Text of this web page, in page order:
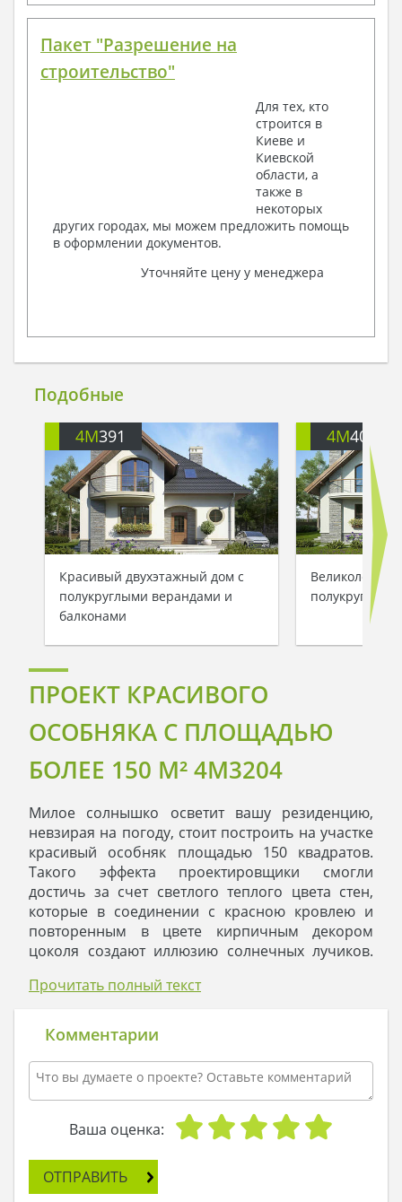
Пакет "Разрешение на
строительство"
Для тех, кто
строится в
Киеве и
Киевской
области, а
также в
некоторых
других городах, мы можем предложить помощь
в оформлении документов.
Уточняйте цену у менеджера
Подобные
4M391
Красивый двухэтажный дом с
полукруглыми верандами и
балконами
4M401
ПРОЕКТ КРАСИВОГО
ОСОБНЯКА С ПЛОЩАДЬЮ
БОЛЕЕ 150 M² 4M3204
Милое солнышко осветит вашу резиденцию,
невзирая на погоду, стоит построить на участке
красивый особняк площадью 150 квадратов.
Такого эффекта проектировщики смогли
достичь за счет светлого теплого цвета стен,
которые в соединении с красною кровлею и
повторенным в цвете кирпичным декором
цоколя создают иллюзию солнечных лучиков.
искренностью. Атмосферу поддерживают
колонны, элементы украшений, выполненные в
едином светлом колере.
На фоне такого добродушного строения любая
растительность смотрится мило и словно кисть
художника раскрашивает жилье красками
пейзажей.
вместительными внутренними покоями. Все
помещения изолированы и не мешают друг
Прочитать полный текст
Комментарии
Ваша оценка:
ОТПРАВИТЬ